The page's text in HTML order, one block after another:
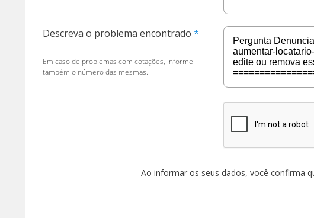
Descreva o problema encontrado
Em caso de problemas com cotações, informe
também o número das mesmas.
Ao informar os seus dados, você confirma